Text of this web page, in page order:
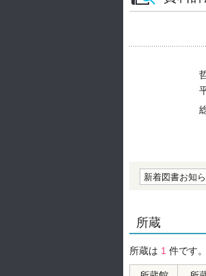
新着図書お知
所蔵
所蔵は 1 件です